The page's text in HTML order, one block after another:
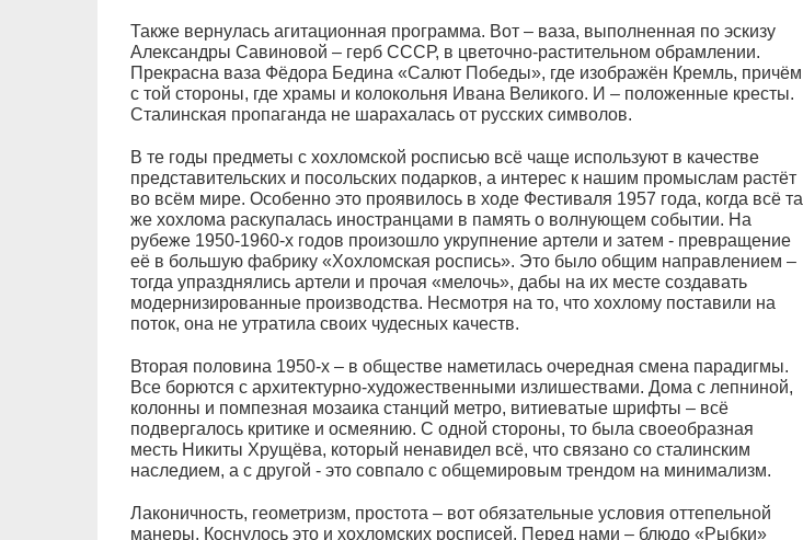
Также вернулась агитационная программа. Вот – ваза, выполненная по эскизу
Александры Савиновой – герб СССР, в цветочно-растительном обрамлении.
Прекрасна ваза Фёдора Бедина «Салют Победы», где изображён Кремль, причём
с той стороны, где храмы и колокольня Ивана Великого. И – положенные кресты.
Сталинская пропаганда не шарахалась от русских символов.
В те годы предметы с хохломской росписью всё чаще используют в качестве
представительских и посольских подарков, а интерес к нашим промыслам растёт
во всём мире. Особенно это проявилось в ходе Фестиваля 1957 года, когда всё та
же хохлома раскупалась иностранцами в память о волнующем событии. На
рубеже 1950-1960-х годов произошло укрупнение артели и затем - превращение
её в большую фабрику «Хохломская роспись». Это было общим направлением –
тогда упразднялись артели и прочая «мелочь», дабы на их месте создавать
модернизированные производства. Несмотря на то, что хохлому поставили на
поток, она не утратила своих чудесных качеств.
Вторая половина 1950-х – в обществе наметилась очередная смена парадигмы.
Все борются с архитектурно-художественными излишествами. Дома с лепниной,
колонны и помпезная мозаика станций метро, витиеватые шрифты – всё
подвергалось критике и осмеянию. С одной стороны, то была своеобразная
месть Никиты Хрущёва, который ненавидел всё, что связано со сталинским
наследием, а с другой - это совпало с общемировым трендом на минимализм.
Лаконичность, геометризм, простота – вот обязательные условия оттепельной
манеры. Коснулось это и хохломских росписей. Перед нами – блюдо «Рыбки»